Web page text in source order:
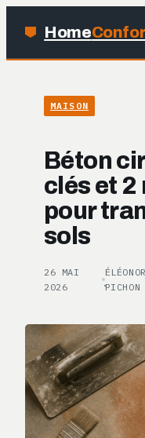
Home
MAISON
Béton
clés et
pour
sols
26 MAI
2026
·PICHON